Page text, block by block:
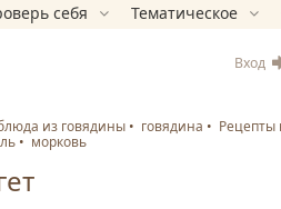
себя Тематическое
Вход
из говядины говядина Рецепты
морковь